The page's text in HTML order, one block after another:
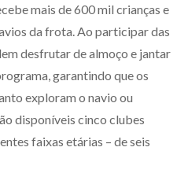
mais de 600 mil crianças e
da frota. Ao participar das
desfrutar de almoço e jantar
garantindo que os
exploram o navio ou
disponíveis cinco clubes
faixas etárias – de seis